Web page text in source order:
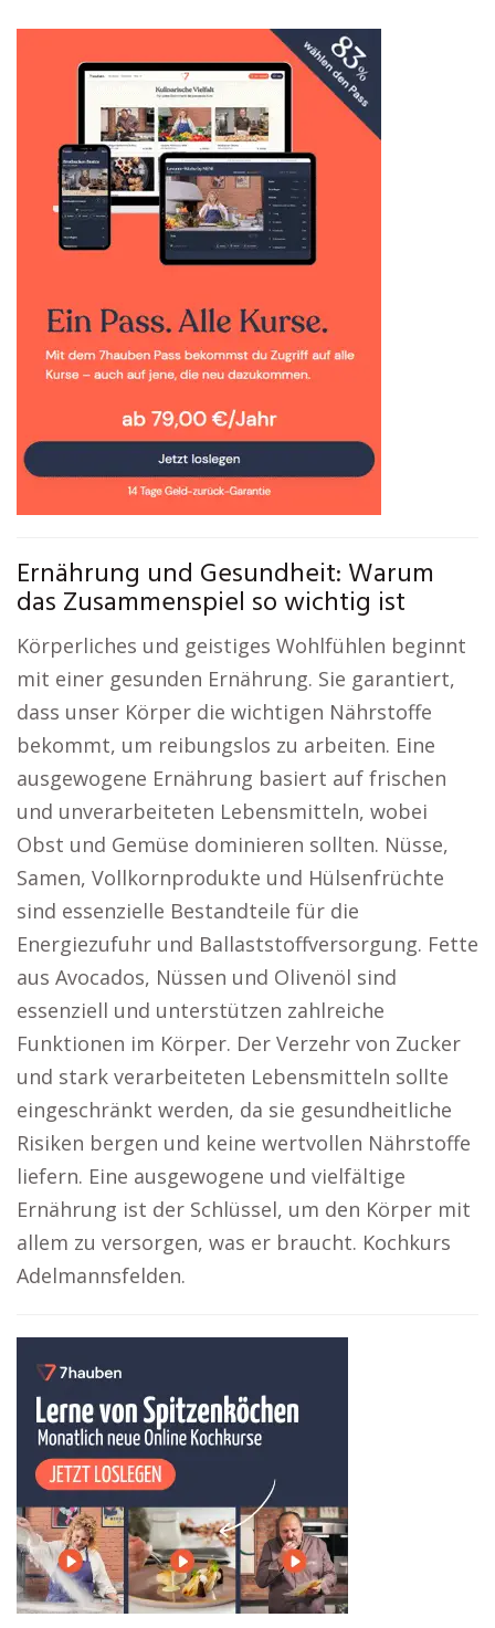
Ernährung und Gesundheit: Warum
das Zusammenspiel so wichtig ist
Körperliches und geistiges Wohlfühlen beginnt
mit einer gesunden Ernährung. Sie garantiert,
dass unser Körper die wichtigen Nährstoffe
bekommt, um reibungslos zu arbeiten. Eine
ausgewogene Ernährung basiert auf frischen
und unverarbeiteten Lebensmitteln, wobei
Obst und Gemüse dominieren sollten. Nüsse,
Samen, Vollkornprodukte und Hülsenfrüchte
sind essenzielle Bestandteile für die
Energiezufuhr und Ballaststoffversorgung. Fette
aus Avocados, Nüssen und Olivenöl sind
essenziell und unterstützen zahlreiche
Funktionen im Körper. Der Verzehr von Zucker
und stark verarbeiteten Lebensmitteln sollte
eingeschränkt werden, da sie gesundheitliche
Risiken bergen und keine wertvollen Nährstoffe
liefern. Eine ausgewogene und vielfältige
Ernährung ist der Schlüssel, um den Körper mit
allem zu versorgen, was er braucht. Kochkurs
Adelmannsfelden.